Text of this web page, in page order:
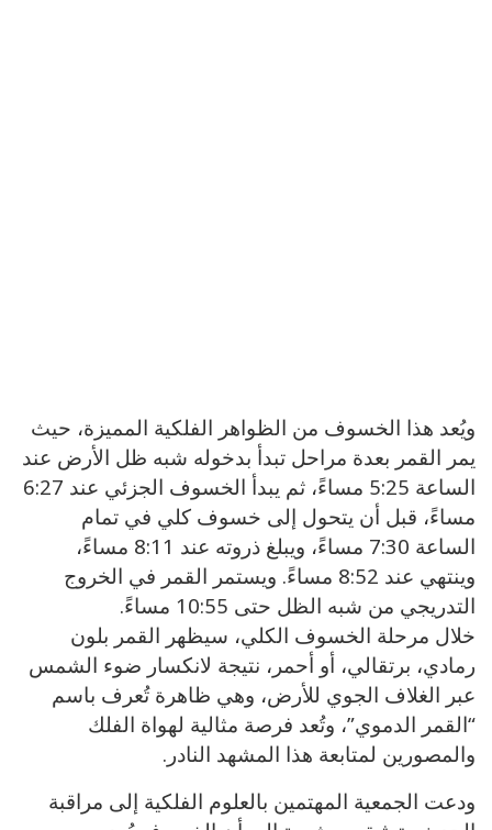
ويُعد هذا الخسوف من الظواهر الفلكية المميزة، حيث
يمر القمر بعدة مراحل تبدأ بدخوله شبه ظل الأرض عند
الساعة 5:25 مساءً، ثم يبدأ الخسوف الجزئي عند 6:27
مساءً، قبل أن يتحول إلى خسوف كلي في تمام
الساعة 7:30 مساءً، ويبلغ ذروته عند 8:11 مساءً،
وينتهي عند 8:52 مساءً. ويستمر القمر في الخروج
التدريجي من شبه الظل حتى 10:55 مساءً.
خلال مرحلة الخسوف الكلي، سيظهر القمر بلون
رمادي، برتقالي، أو أحمر، نتيجة لانكسار ضوء الشمس
عبر الغلاف الجوي للأرض، وهي ظاهرة تُعرف باسم
“القمر الدموي”، وتُعد فرصة مثالية لهواة الفلك
والمصورين لمتابعة هذا المشهد النادر.
ودعت الجمعية المهتمين بالعلوم الفلكية إلى مراقبة